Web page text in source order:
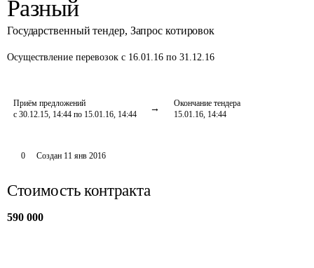
Разный
Государственный тендер, Запрос котировок
Осуществление перевозок с 16.01.16 по 31.12.16
Приём предложений
с 30.12.15, 14:44 по 15.01.16, 14:44
Окончание тендера
15.01.16, 14:44
0 Создан 11 янв 2016
Стоимость контракта
590 000